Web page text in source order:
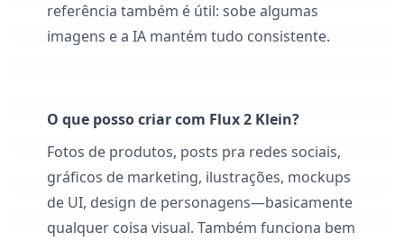
referência também é útil: sobe algumas
imagens e a IA mantém tudo consistente.
O que posso criar com Flux 2 Klein?
Fotos de produtos, posts pra redes sociais,
gráficos de marketing, ilustrações, mockups
de UI, design de personagens—basicamente
qualquer coisa visual. Também funciona bem